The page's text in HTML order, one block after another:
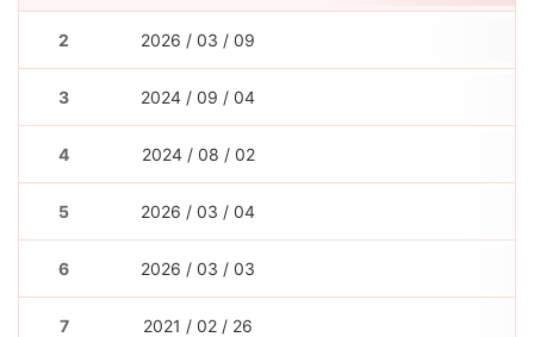
2 2026 / 03 / 09
3 2024 / 09 / 04
4 2024 / 08 / 02
5 2026 / 03 / 04
6 2026 / 03 / 03
7 2021 / 02 / 26